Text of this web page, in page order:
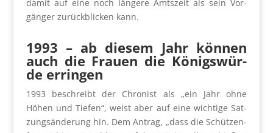
damit auf eine noch län­ge­re Amts­zeit als sein Vor­
gän­ger zurück­bli­cken kann.
1993 – ab die­sem Jahr kön­nen
auch die Frau­en die Königs­wür­
de errin­gen
1993 beschreibt der Chro­nist als „ein Jahr ohne
Höhen und Tie­fen“, weist aber auf eine wich­ti­ge Sat­
zungs­än­de­rung hin. Dem Antrag, „dass die Schüt­zen­